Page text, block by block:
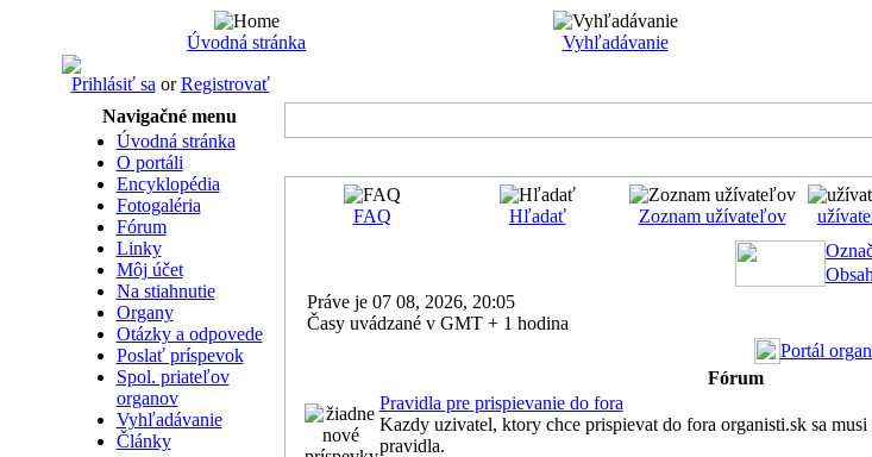
Úvodná stránka Vyhľadávanie
Prihlásiť sa orRegistrovať
Navigačné menu
Úvodná stránka
O portáli
Encyklopédia
Fotogaléria
Fórum
Linky
Môj účet
Na stiahnutie
Organy
Otázky a odpovede
Poslať príspevok
Spol. priateľov
organov
Vyhľadávanie
Články
FAQ Hľadať Zoznam užívateľov
Práve je 07 08, 2026, 20:05
Časy uvádzané v GMT + 1 hodina
Portál
Fórum
Pravidla pre prispievanie do fora
Kazdy uzivatel, ktory chce prispievat do fora organisti.sk sa
pravidla.